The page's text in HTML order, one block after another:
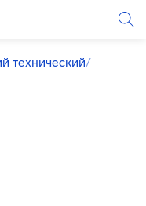
технический/